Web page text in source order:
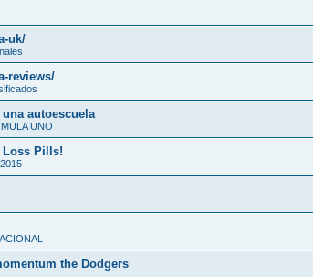
uk/
reviews/
autoescuela
UNO
Loss Pills!
the Dodgers